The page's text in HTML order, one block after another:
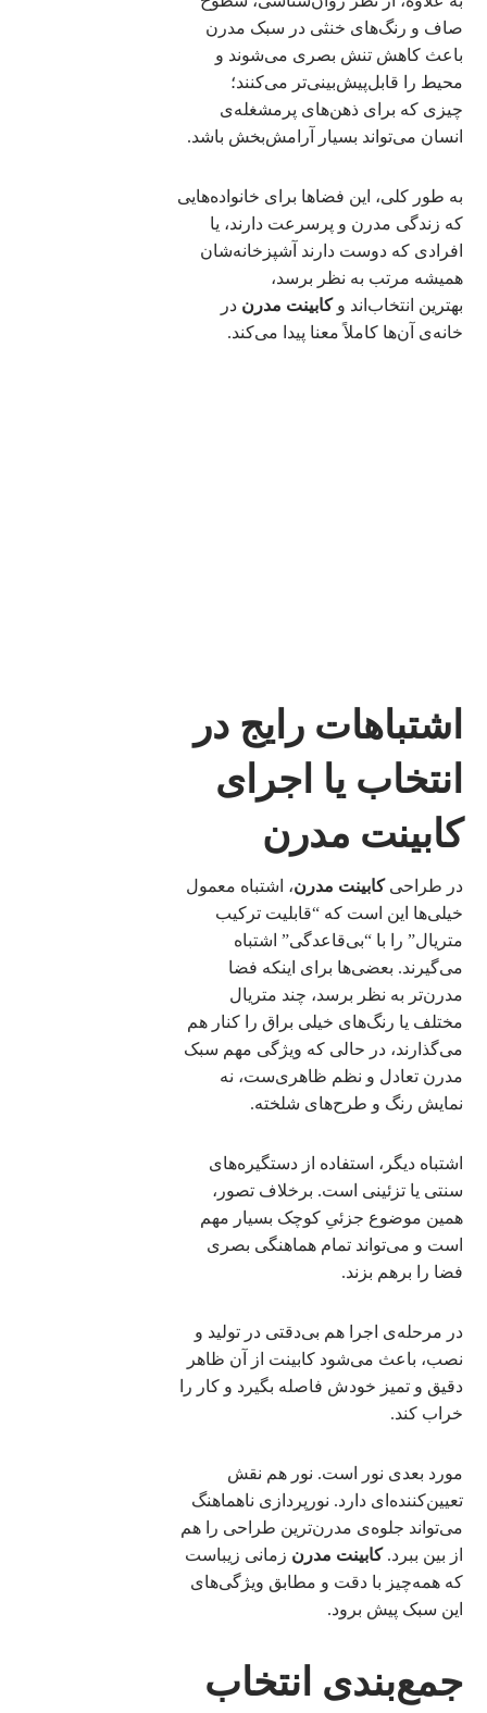
صاف و رنگ‌های خنثی در سبک مدرن
باعث کاهش تنش بصری می‌شوند و
محیط را قابل‌پیش‌بینی‌تر می‌کنند؛
چیزی که برای ذهن‌های پرمشغله‌ی
انسان می‌تواند بسیار آرامش‌بخش باشد.
به طور کلی، این فضاها برای خانواده‌هایی
که زندگی مدرن و پرسرعت دارند، یا
افرادی که دوست دارند آشپزخانه‌شان
همیشه مرتب به نظر برسد،
بهترین انتخاب‌اند وکابینت مدرن در
خانه‌ی آن‌ها کاملاً معنا پیدا می‌کند.
اشتباهات رایج در
انتخاب یا اجرای
کابینت مدرن
در طراحیکابینت مدرن، اشتباه معمول
خیلی‌ها این است که “قابلیت ترکیب
متریال” را با “بی‌قاعدگی” اشتباه
می‌گیرند. بعضی‌ها برای اینکه فضا
مدرن‌تر به نظر برسد، چند متریال
مختلف یا رنگ‌های خیلی براق را کنار هم
می‌گذارند، در حالی که ویژگی مهم سبک
مدرن تعادل و نظم ظاهری‌ست، نه
نمایش رنگ و طرح‌های شلخته.
اشتباه دیگر، استفاده از دستگیره‌های
سنتی یا تزئینی است. برخلاف تصور،
همین موضوع جزئیِ کوچک بسیار مهم
است و می‌تواند تمام هماهنگی بصری
فضا را برهم بزند.
در مرحله‌ی اجرا هم بی‌دقتی در تولید و
نصب، باعث می‌شود کابینت از آن ظاهر
دقیق و تمیز خودش فاصله بگیرد و کار را
خراب کند.
مورد بعدی نور است. نور هم نقش
تعیین‌کننده‌ای دارد. نورپردازی ناهماهنگ
می‌تواند جلوه‌ی مدرن‌ترین طراحی را هم
از بین ببرد.کابینت مدرن زمانی زیباست
که همه‌چیز با دقت و مطابق ویژگی‌های
این سبک پیش برود.
جمع‌بندی انتخاب